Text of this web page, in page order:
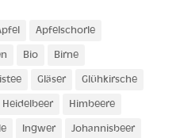
Apfelschorle
Bio Birne
Gläser Glühkirsche
Heidelbeer Himbeere
Ingwer Johannisbeer